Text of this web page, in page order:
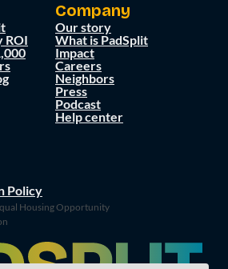
ROI
Company
Our story
What is PadSplit
Impact
Careers
Neighbors
Press
Podcast
Help center
Policy
Housing Opportunity